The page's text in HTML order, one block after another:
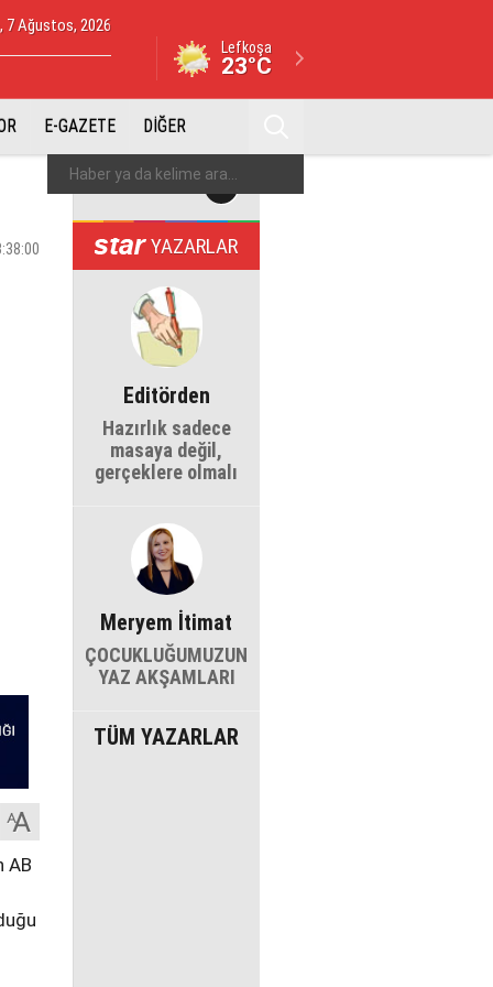
7 Ağustos, 2026
Lefkoşa
23°C
E-GAZETE DİĞER
AB
YAZARLAR
Editörden
Hazırlık sadece
masaya değil,
gerçeklere olmalı
Meryem İtimat
ÇOCUKLUĞUMUZUN
YAZ AKŞAMLARI
TÜM YAZARLAR